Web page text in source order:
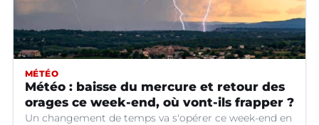
MÉTÉO
Météo : baisse du mercure et retour des
orages ce week-end, où vont-ils frapper ?
Un changement de temps va s'opérer ce week-end en